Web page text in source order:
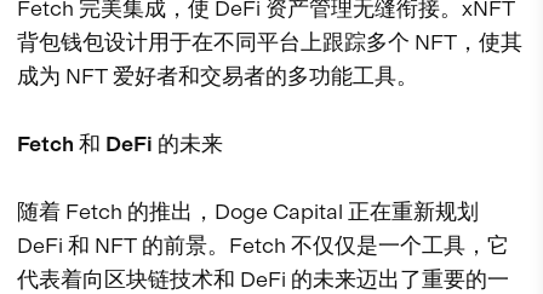
Fetch 完美集成，使 DeFi 资产管理无缝衔接。xNFT
背包钱包设计用于在不同平台上跟踪多个 NFT，使其
成为 NFT 爱好者和交易者的多功能工具。
Fetch 和 DeFi 的未来
随着 Fetch 的推出，Doge Capital 正在重新规划
DeFi 和 NFT 的前景。Fetch 不仅仅是一个工具，它
代表着向区块链技术和 DeFi 的未来迈出了重要的一